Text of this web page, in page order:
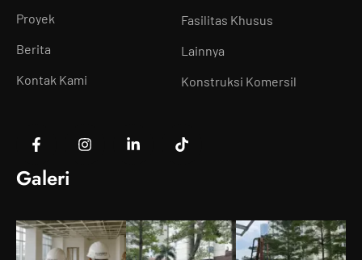
Proyek
Berita
Kontak Kami
Fasilitas Khusus
Lainnya
Konstruksi Komersil
Galeri